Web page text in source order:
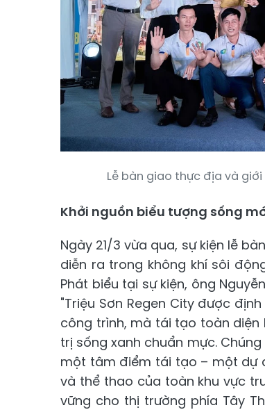
Lễ bàn giao thực địa và
Khởi nguồn biểu tượng sống
Ngày 21/3 vừa qua, sự kiện lễ
diễn ra trong không khí sôi
Phát biểu tại sự kiện, ông
"Triệu Sơn Regen City được
công trình, mà tái tạo toàn
trị sống xanh chuẩn mực.
một tâm điểm tái tạo – một dự
và thể thao của toàn khu vực
vững cho thị trường phía Tây